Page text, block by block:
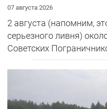
07 августа 2026
2 августа (напомним,
серьезного ливня)
Советских